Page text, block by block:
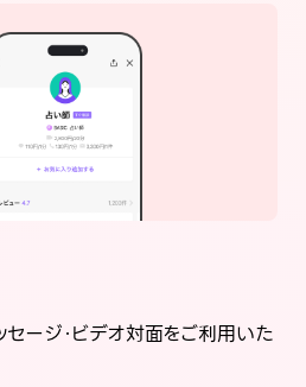
セージ・ビデオ対面をご利用いた